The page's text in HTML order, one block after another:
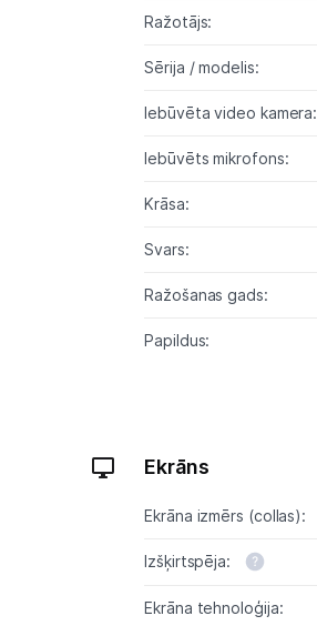
Ražotājs:
Sērija / modelis:
Iebūvēta video kamera:
Iebūvēts mikrofons:
Krāsa:
Svars:
Ražošanas gads:
Papildus:
Ekrāns
Ekrāna izmērs (collas):
Izšķirtspēja:
Ekrāna tehnoloģija: